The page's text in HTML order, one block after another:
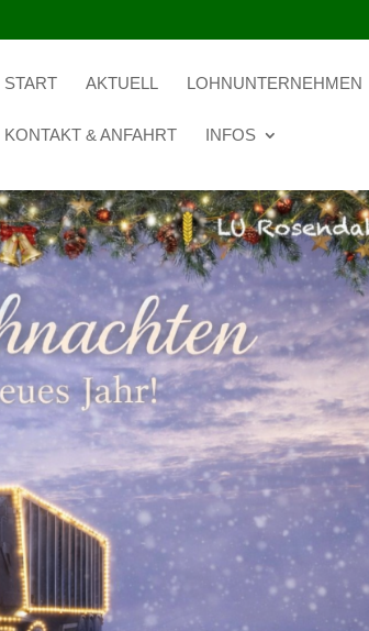
START AKTUELL LOHNUNTERNEHMEN
KONTAKT & ANFAHRT INFOS